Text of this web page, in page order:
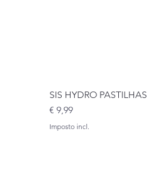
SIS HYDRO
Preço
€ 9,99
Imposto incl.